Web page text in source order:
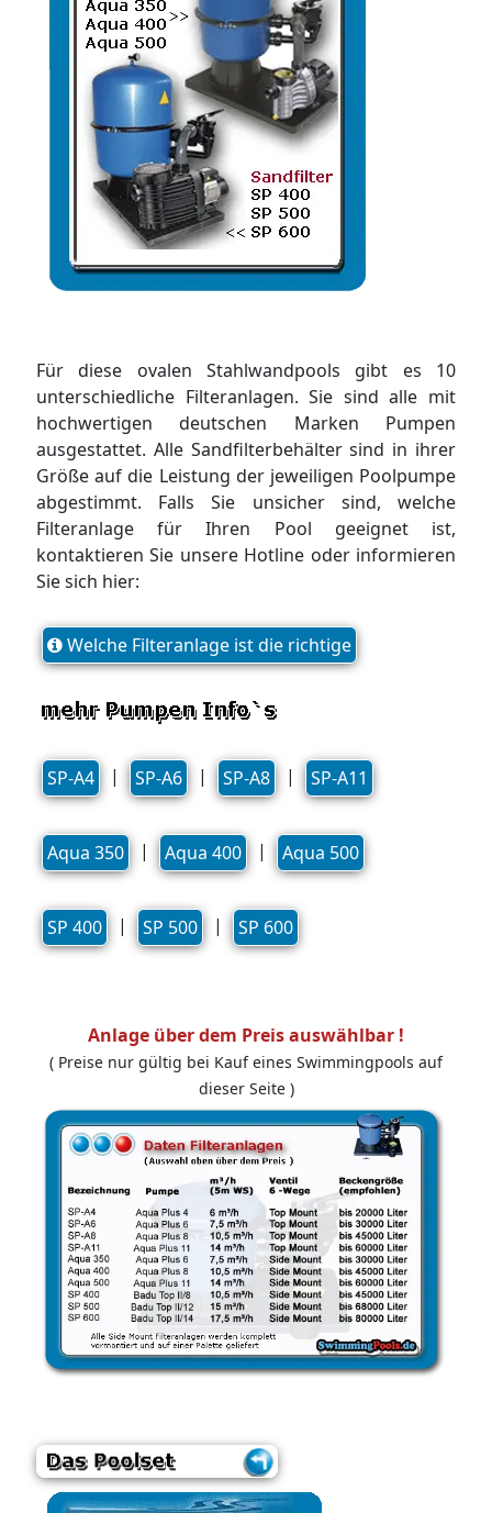
Für diese ovalen Stahlwandpools gibt es 10
unterschiedliche Filteranlagen. Sie sind alle mit
hochwertigen deutschen Marken Pumpen
ausgestattet. Alle Sandfilterbehälter sind in ihrer
Größe auf die Leistung der jeweiligen Poolpumpe
abgestimmt. Falls Sie unsicher sind, welche
Filteranlage für Ihren Pool geeignet ist,
kontaktieren Sie unsere Hotline oder informieren
Sie sich hier:
Welche Filteranlage ist die richtige
SP-A4 | SP-A6 | SP-A8 | SP-A11
Aqua 350 | Aqua 400 | Aqua 500
SP 400 | SP 500 | SP 600
Anlage über dem Preis auswählbar !
( Preise nur gültig bei Kauf eines Swimmingpools auf
dieser Seite )